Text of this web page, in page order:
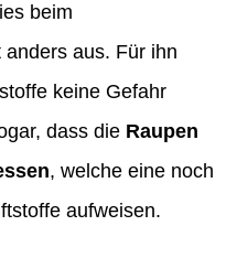
beim
aus. Für ihn
keine Gefahr
dass die Raupen
, welche eine noch
aufweisen.